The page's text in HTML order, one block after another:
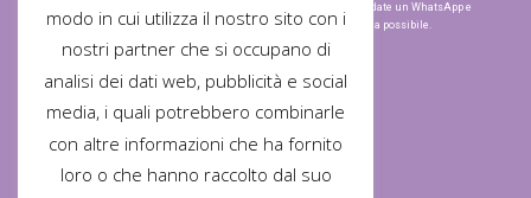
Mail
associazione.arischiogatti@gmail.com
ci trovate subito mandate un WhatsApp e
risponderemo il prima possibile.
Social
modo in cui utilizza il nostro sito con i
nostri partner che si occupano di
analisi dei dati web, pubblicità e social
media, i quali potrebbero combinarle
con altre informazioni che ha fornito
loro o che hanno raccolto dal suo